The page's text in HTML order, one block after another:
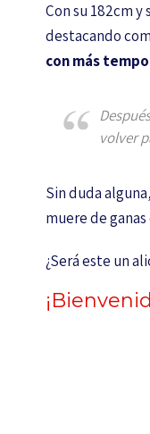
Con su 182cm
destacando
con más
volver
Sin duda
muere de
¿Será este un